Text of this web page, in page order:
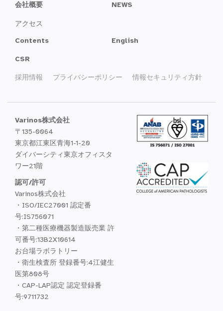
会社概要
アクセス
NEWS
Contents English
CSR
採用情報 プライバシーポリシー 情報セキュリティ方針
Varinos株式会社
〒135-0064
東京都江東区青海1-1-20
ダイバーシティ東京オフィスタ
ワー21階
認可/許可
Varinos株式会社
・ISO/IEC27001 認定番
号:IS756071
・第二種医療機器製造販売業 許
可番号:13B2X10614
お台場ラボラトリー
・衛生検査所 登録番号:4江健生
医第808号
・CAP-LAP認定 認定登録番
号:9711732